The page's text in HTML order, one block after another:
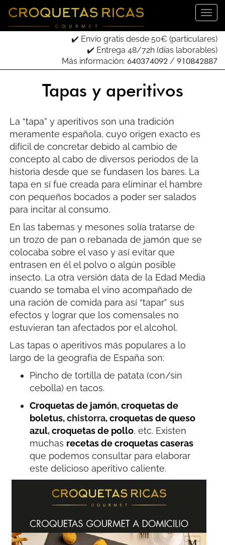
✔️ Envío gratis desde 50€ (particulares)
✔️ Entrega 48/72h (días laborables)
Más información: 640374092 / 910842887
Tapas y aperitivos
La “tapa” y aperitivos son una tradición
meramente española, cuyo origen exacto es
difícil de concretar debido al cambio de
concepto al cabo de diversos periodos de la
historia desde que se fundasen los bares. La
tapa en sí fue creada para eliminar el hambre
con pequeños bocados a poder ser salados
para incitar al consumo.
En las tabernas y mesones solía tratarse de
un trozo de pan o rebanada de jamón que se
colocaba sobre el vaso y así evitar que
entrasen en él el polvo o algún posible
insecto. La otra versión data de la Edad Media
cuando se tomaba el vino acompañado de
una ración de comida para así “tapar” sus
efectos y lograr que los comensales no
estuvieran tan afectados por el alcohol.
Las tapas o aperitivos más populares a lo
largo de la geografía de España son:
Pincho de tortilla de patata (con/sin
cebolla) en tacos.
Croquetas de jamón,croquetas de
boletus, chistorra,croquetas de queso
azul,croquetas de pollo, etc. Existen
muchas recetas de croquetas caseras
que podemos consultar para elaborar
este delicioso aperitivo caliente.
Introduce tu email para recibir tu código descuento:
He leído, entendido y acepto los términos de su
Política de Privacidad.
Odio las croquetas